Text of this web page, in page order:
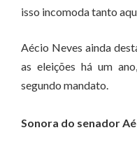
isso incomoda tanto
Aécio Neves ainda
as eleições há um
segundo mandato.
Sonora do senador